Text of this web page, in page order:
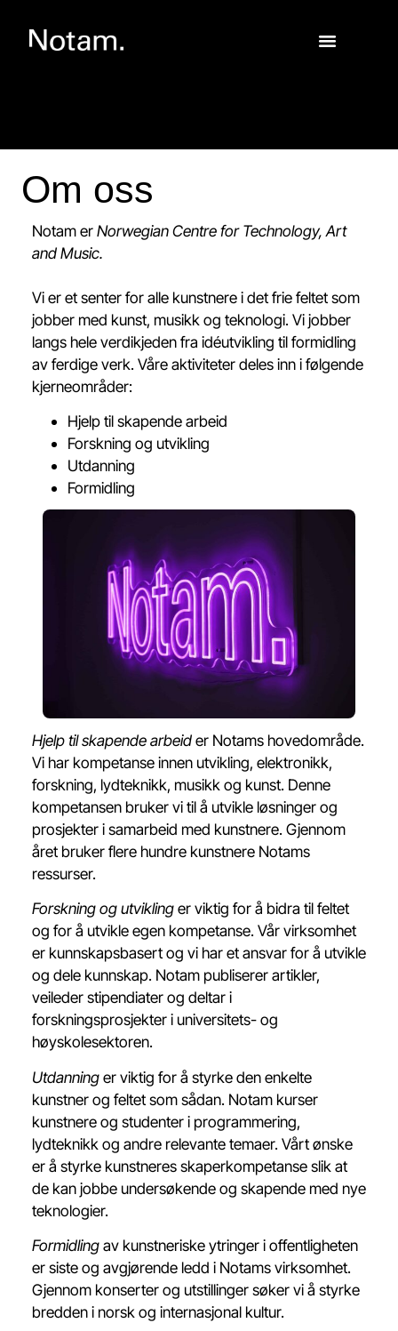
Om oss
Notam erNorwegian Centre for Technology, Art
and Music.
Vi er et senter for alle kunstnere i det frie feltet som
jobber med kunst, musikk og teknologi. Vi jobber
langs hele verdikjeden fra idéutvikling til formidling
av ferdige verk. Våre aktiviteter deles inn i følgende
kjerneområder:
Hjelp til skapende arbeid
Forskning og utvikling
Utdanning
Formidling
Hjelp til skapende arbeider Notams hovedområde.
Vi har kompetanse innen utvikling, elektronikk,
forskning, lydteknikk, musikk og kunst. Denne
kompetansen bruker vi til å utvikle løsninger og
prosjekter i samarbeid med kunstnere. Gjennom
året bruker flere hundre kunstnere Notams
ressurser.
Forskning og utviklinger viktig for å bidra til feltet
og for å utvikle egen kompetanse. Vår virksomhet
er kunnskapsbasert og vi har et ansvar for å utvikle
og dele kunnskap. Notam publiserer artikler,
veileder stipendiater og deltar i
forskningsprosjekter i universitets- og
høyskolesektoren.
Utdanninger viktig for å styrke den enkelte
kunstner og feltet som sådan. Notam kurser
kunstnere og studenter i programmering,
lydteknikk og andre relevante temaer. Vårt ønske
er å styrke kunstneres skaperkompetanse slik at
de kan jobbe undersøkende og skapende med nye
teknologier.
Formidlingav kunstneriske ytringer i offentligheten
er siste og avgjørende ledd i Notams virksomhet.
Gjennom konserter og utstillinger søker vi å styrke
bredden i norsk og internasjonal kultur.